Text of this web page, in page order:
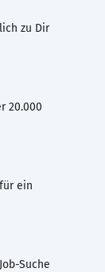
zu Dir
20.000
ein
Suche